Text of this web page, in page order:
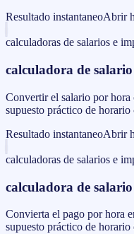
Resultado instantaneoAbrir
calculadoras de salarios e
calculadora de
Convertir el salario por hora
supuesto práctico de horario
Resultado instantaneoAbrir
calculadoras de salarios e
calculadora de
Convierta el pago por hora
supuesto práctico de horario